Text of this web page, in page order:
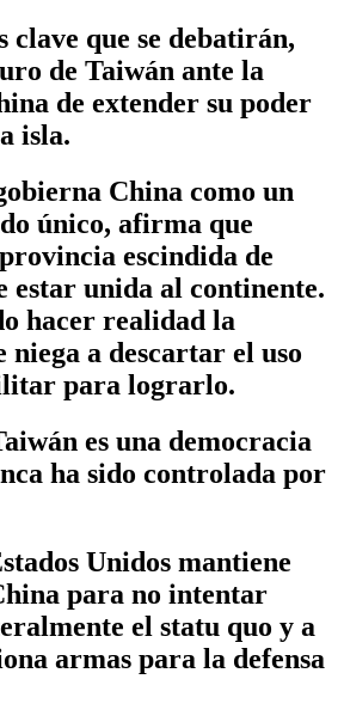
clave que se debatirán,
de Taiwán ante la
de extender su poder
isla.
China como un
único, afirma que
escindida de
estar unida al continente.
hacer realidad la
niega a descartar el uso
para lograrlo.
es una democracia
ha sido controlada por
Unidos mantiene
para no intentar
el statu quo y a
armas para la defensa